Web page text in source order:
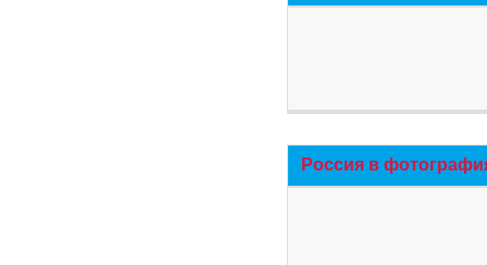
Россия в